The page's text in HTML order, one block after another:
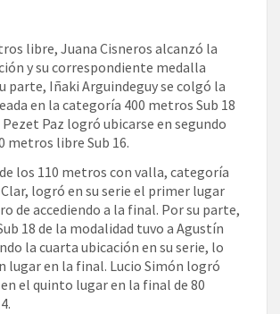
libre, Juana Cisneros alcanzó la
y su correspondiente medalla
parte, Iñaki Arguindeguy se colgó la
en la categoría 400 metros Sub 18
Paz logró ubicarse en segundo
metros libre Sub 16.
los 110 metros con valla, categoría
Clar, logró en su serie el primer lugar
de accediendo a la final. Por su parte,
18 de la modalidad tuvo a Agustín
la cuarta ubicación en su serie, lo
lugar en la final. Lucio Simón logró
el quinto lugar en la final de 80